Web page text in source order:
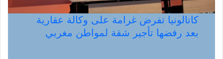
كاتالونيا تفرض غرامة على وكالة عقارية
بعد رفضها تأجير شقة لمواطن مغربي